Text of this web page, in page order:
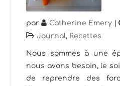
par Catherine Emery |
Journal, Recettes
Nous sommes à une
nous avons besoin, le
de reprendre des